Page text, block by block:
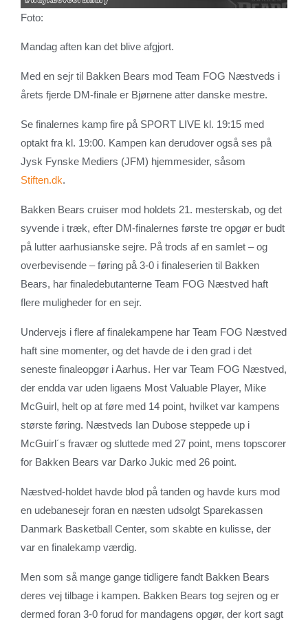
Foto:
Mandag aften kan det blive afgjort.
Med en sejr til Bakken Bears mod Team FOG Næstveds i
årets fjerde DM-finale er Bjørnene atter danske mestre.
Se finalernes kamp fire på SPORT LIVE kl. 19:15 med
optakt fra kl. 19:00. Kampen kan derudover også ses på
Jysk Fynske Mediers (JFM) hjemmesider, såsom
Stiften.dk.
Bakken Bears cruiser mod holdets 21. mesterskab, og det
syvende i træk, efter DM-finalernes første tre opgør er budt
på lutter aarhusianske sejre. På trods af en samlet – og
overbevisende – føring på 3-0 i finaleserien til Bakken
Bears, har finaledebutanterne Team FOG Næstved haft
flere muligheder for en sejr.
Undervejs i flere af finalekampene har Team FOG Næstved
haft sine momenter, og det havde de i den grad i det
seneste finaleopgør i Aarhus. Her var Team FOG Næstved,
der endda var uden ligaens Most Valuable Player, Mike
McGuirl, helt op at føre med 14 point, hvilket var kampens
største føring. Næstveds Ian Dubose steppede up i
McGuirl´s fravær og sluttede med 27 point, mens topscorer
for Bakken Bears var Darko Jukic med 26 point.
Næstved-holdet havde blod på tanden og havde kurs mod
en udebanesejr foran en næsten udsolgt Sparekassen
Danmark Basketball Center, som skabte en kulisse, der
var en finalekamp værdig.
Men som så mange gange tidligere fandt Bakken Bears
deres vej tilbage i kampen. Bakken Bears tog sejren og er
dermed foran 3-0 forud for mandagens opgør, der kort sagt